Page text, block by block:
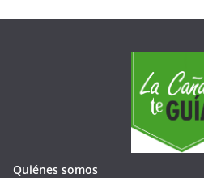
Quiénes somos